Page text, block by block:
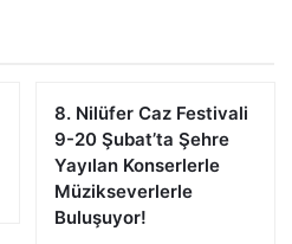
8. Nilüfer Caz Festivali
9-20 Şubat’ta Şehre
Yayılan Konserlerle
Müzikseverlerle
Buluşuyor!